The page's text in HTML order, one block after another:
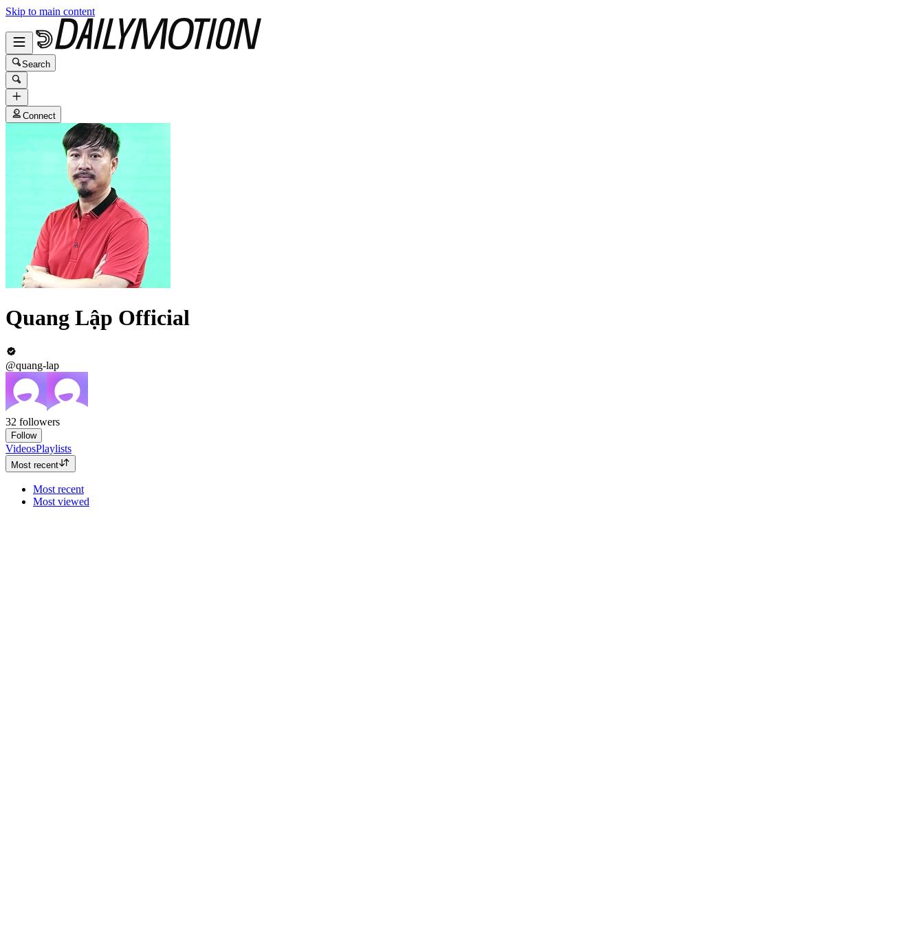
Skip to main content
Search
Connect
Quang Lập Official
@quang-lap
32 followers
Follow
VideosPlaylists
Most recent
Most recent
Most viewed